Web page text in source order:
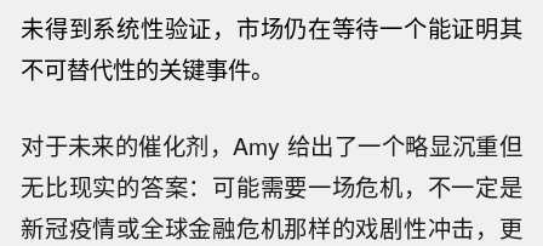
未得到系统性验证，市场仍在等待一个能证明其
不可替代性的关键事件。
对于未来的催化剂，Amy 给出了一个略显沉重但
无比现实的答案：可能需要一场危机，不一定是
新冠疫情或全球金融危机那样的戏剧性冲击，更